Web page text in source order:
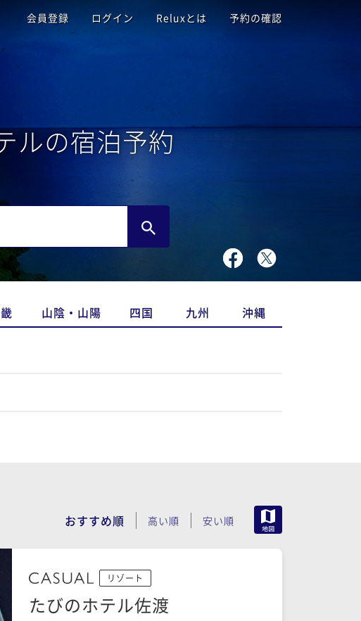
会員登録 ログイン Reluxとは 予約の確認
ルの宿泊予約
山陰・山陽 四国 九州 沖縄
おすすめ順 高い順 安い順
リゾート
たびのホテル佐渡